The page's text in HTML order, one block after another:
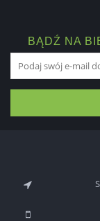
BĄDŹ NA